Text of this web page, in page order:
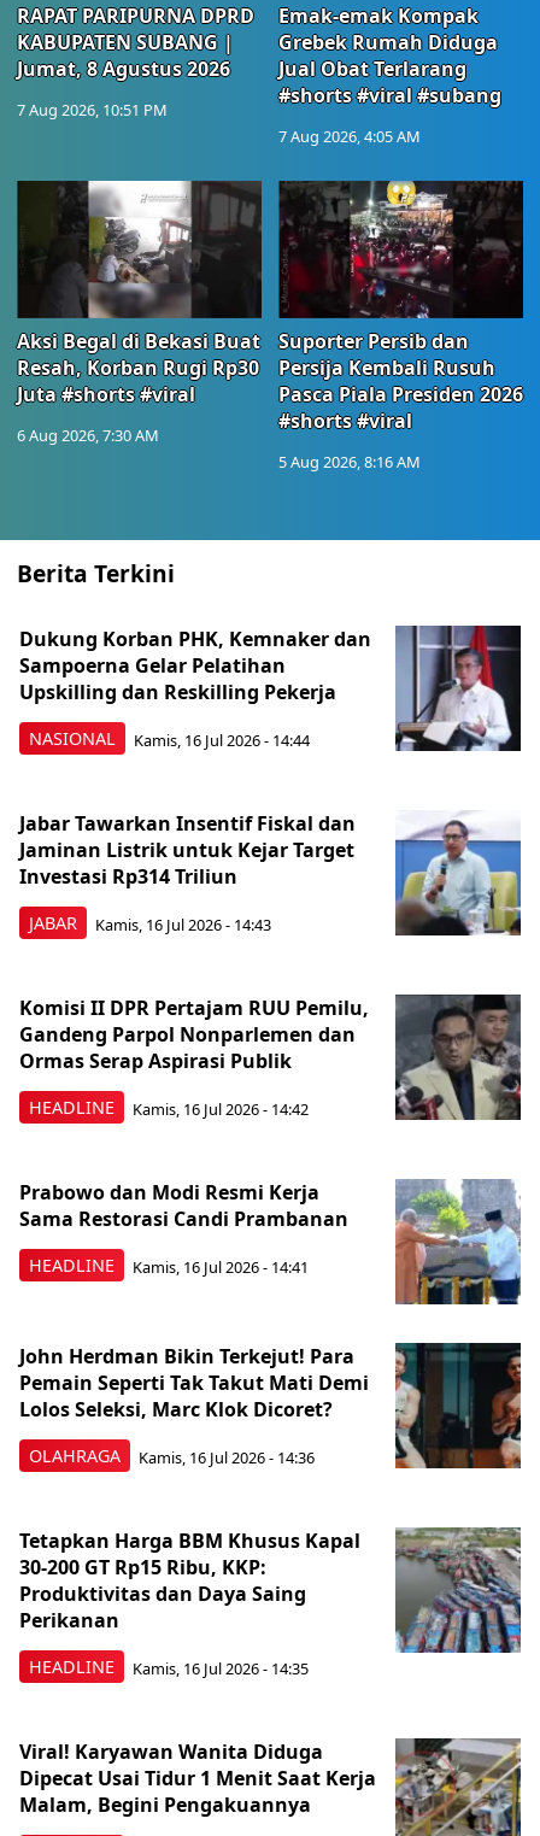
RAPAT PARIPURNA DPRD
KABUPATEN SUBANG |
Jumat, 8 Agustus 2026
7 Aug 2026, 10:51 PM
Emak-emak Kompak
Grebek Rumah Diduga
Jual Obat Terlarang
#shorts #viral #subang
7 Aug 2026, 4:05 AM
Aksi Begal di Bekasi Buat
Resah, Korban Rugi Rp30
Juta #shorts #viral
6 Aug 2026, 7:30 AM
Suporter Persib dan
Persija Kembali Rusuh
Pasca Piala Presiden 2026
#shorts #viral
5 Aug 2026, 8:16 AM
Berita Terkini
NASIONAL
Dukung Korban PHK, Kemnaker dan
Sampoerna Gelar Pelatihan
Upskilling dan Reskilling Pekerja
Kamis, 16 Jul 2026 - 14:44
JABAR
Jabar Tawarkan Insentif Fiskal dan
Jaminan Listrik untuk Kejar Target
Investasi Rp314 Triliun
Kamis, 16 Jul 2026 - 14:43
HEADLINE
Komisi II DPR Pertajam RUU Pemilu,
Gandeng Parpol Nonparlemen dan
Ormas Serap Aspirasi Publik
Kamis, 16 Jul 2026 - 14:42
HEADLINE
Prabowo dan Modi Resmi Kerja
Sama Restorasi Candi Prambanan
Kamis, 16 Jul 2026 - 14:41
OLAHRAGA
John Herdman Bikin Terkejut! Para
Pemain Seperti Tak Takut Mati Demi
Lolos Seleksi, Marc Klok Dicoret?
Kamis, 16 Jul 2026 - 14:36
HEADLINE
Tetapkan Harga BBM Khusus Kapal
30-200 GT Rp15 Ribu, KKP:
Produktivitas dan Daya Saing
Perikanan
Kamis, 16 Jul 2026 - 14:35
Viral! Karyawan Wanita Diduga
Dipecat Usai Tidur 1 Menit Saat Kerja
Malam, Begini Pengakuannya